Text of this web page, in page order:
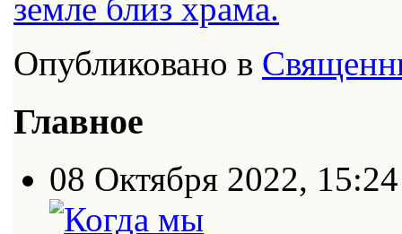
земле близ храма.
Опубликовано в
Главное
08 Октября 2022, 15:24